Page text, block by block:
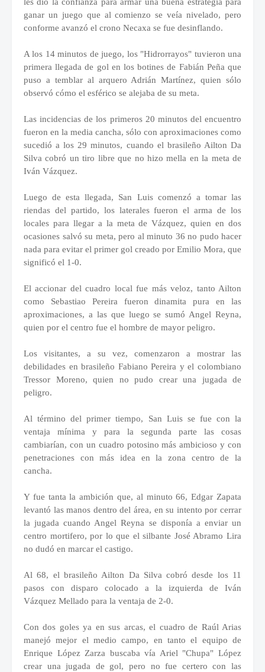
les dio la confianza para armar una buena estrategia para
ganar un juego que al comienzo se veía nivelado, pero
conforme avanzó el crono Necaxa se fue desinflando.
A los 14 minutos de juego, los "Hidrorrayos" tuvieron una
primera llegada de gol en los botines de Fabián Peña que
puso a temblar al arquero Adrián Martínez, quien sólo
observó cómo el esférico se alejaba de su meta.
Las incidencias de los primeros 20 minutos del encuentro
fueron en la media cancha, sólo con aproximaciones como
sucedió a los 29 minutos, cuando el brasileño Ailton Da
Silva cobró un tiro libre que no hizo mella en la meta de
Iván Vázquez.
Luego de esta llegada, San Luis comenzó a tomar las
riendas del partido, los laterales fueron el arma de los
locales para llegar a la meta de Vázquez, quien en dos
ocasiones salvó su meta, pero al minuto 36 no pudo hacer
nada para evitar el primer gol creado por Emilio Mora, que
significó el 1-0.
El accionar del cuadro local fue más veloz, tanto Ailton
como Sebastiao Pereira fueron dinamita pura en las
aproximaciones, a las que luego se sumó Angel Reyna,
quien por el centro fue el hombre de mayor peligro.
Los visitantes, a su vez, comenzaron a mostrar las
debilidades en brasileño Fabiano Pereira y el colombiano
Tressor Moreno, quien no pudo crear una jugada de
peligro.
Al término del primer tiempo, San Luis se fue con la
ventaja mínima y para la segunda parte las cosas
cambiarían, con un cuadro potosino más ambicioso y con
penetraciones con más idea en la zona centro de la
cancha.
Y fue tanta la ambición que, al minuto 66, Edgar Zapata
levantó las manos dentro del área, en su intento por cerrar
la jugada cuando Angel Reyna se disponía a enviar un
centro mortifero, por lo que el silbante José Abramo Lira
no dudó en marcar el castigo.
Al 68, el brasileño Ailton Da Silva cobró desde los 11
pasos con disparo colocado a la izquierda de Iván
Vázquez Mellado para la ventaja de 2-0.
Con dos goles ya en sus arcas, el cuadro de Raúl Arias
manejó mejor el medio campo, en tanto el equipo de
Enrique López Zarza buscaba vía Ariel "Chupa" López
crear una jugada de gol, pero no fue certero con las